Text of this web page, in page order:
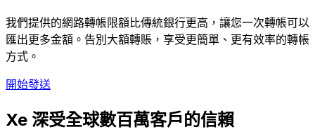
我們提供的網路轉帳限額比傳統銀行更高，讓您一次轉帳可以
匯出更多金額。告別大額轉賬，享受更簡單、更有效率的轉帳
方式。
開始發送
Xe 深受全球數百萬客戶的信賴